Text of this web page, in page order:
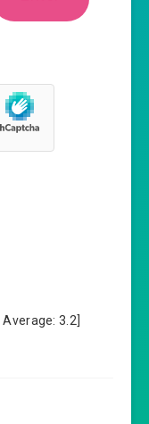
Average:3.2]